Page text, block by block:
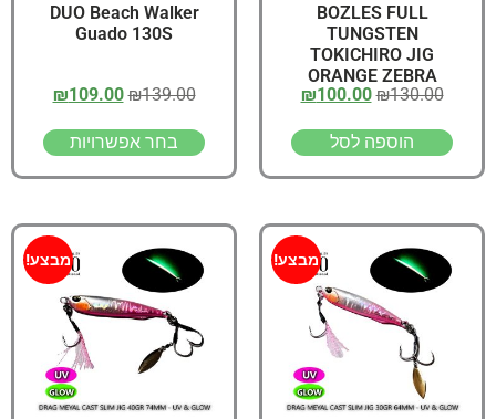
BOZLES FULL
TUNGSTEN
TOKICHIRO JIG
ORANGE ZEBRA
WHITE GLOW 30gr,
₪130.00
₪100.00
הוספה לסל
DUO Beach Walker
Guado 130S
₪139.00
₪109.00
בחר אפשרויות
מבצע! מבצע!